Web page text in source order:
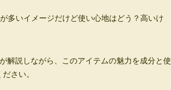
多いイメージだけど使い心地はどう？高いけ
解説しながら、このアイテムの魅力を成分と使
さい。